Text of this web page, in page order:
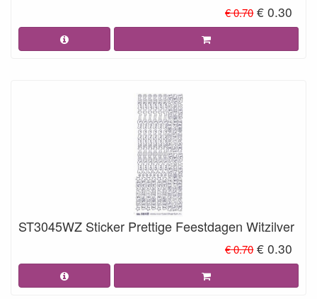
€ 0.70 € 0.30
ST3045WZ Sticker Prettige Feestdagen Witzilver
€ 0.70 € 0.30